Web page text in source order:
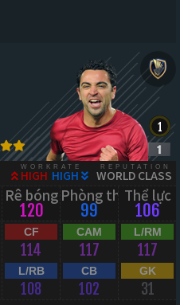
WORKRATE
HIGH HIGH
REPUTATION
WORLD CLASS
Rê bóng
120
Phòng thủ
99
Thể lực
106
CF
114
CAM
117
L/RM
117
L/RB
108
CB
102
GK
31